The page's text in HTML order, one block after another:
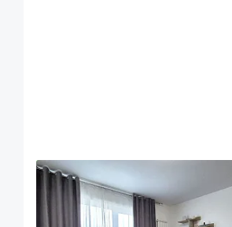
OFERTA NOUA
Apartament 2 camere zona Coresi
Brasov